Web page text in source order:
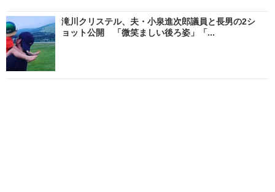
滝川クリステル、夫・小泉進次郎議員と長男の2シ
ョット公開 「微笑ましい後ろ姿」「...